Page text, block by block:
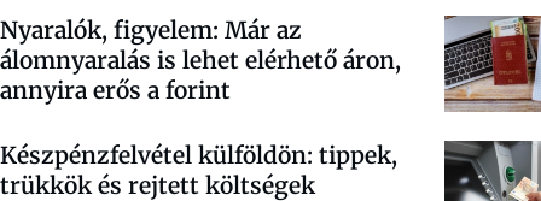
Nyaralók, figyelem: Már az
álomnyaralás is lehet elérhető áron,
annyira erős a forint
Készpénzfelvétel külföldön: tippek,
trükkök és rejtett költségek